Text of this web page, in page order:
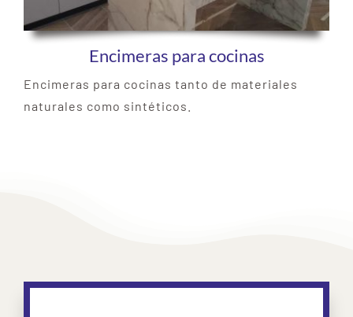
Encimeras para cocinas
Encimeras para cocinas tanto de materiales
naturales como sintéticos.